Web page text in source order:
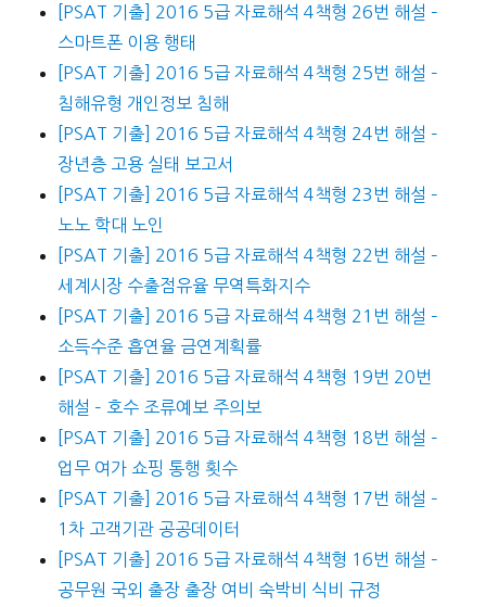
[PSAT 기출] 2016 5급 자료해석 4책형 26번 해설 –
스마트폰 이용 행태
[PSAT 기출] 2016 5급 자료해석 4책형 25번 해설 –
침해유형 개인정보 침해
[PSAT 기출] 2016 5급 자료해석 4책형 24번 해설 –
장년층 고용 실태 보고서
[PSAT 기출] 2016 5급 자료해석 4책형 23번 해설 –
노노 학대 노인
[PSAT 기출] 2016 5급 자료해석 4책형 22번 해설 –
세계시장 수출점유율 무역특화지수
[PSAT 기출] 2016 5급 자료해석 4책형 21번 해설 –
소득수준 흡연율 금연계획률
[PSAT 기출] 2016 5급 자료해석 4책형 19번 20번
해설 – 호수 조류예보 주의보
[PSAT 기출] 2016 5급 자료해석 4책형 18번 해설 –
업무 여가 쇼핑 통행 횟수
[PSAT 기출] 2016 5급 자료해석 4책형 17번 해설 –
1차 고객기관 공공데이터
[PSAT 기출] 2016 5급 자료해석 4책형 16번 해설 –
공무원 국외 출장 출장 여비 숙박비 식비 규정